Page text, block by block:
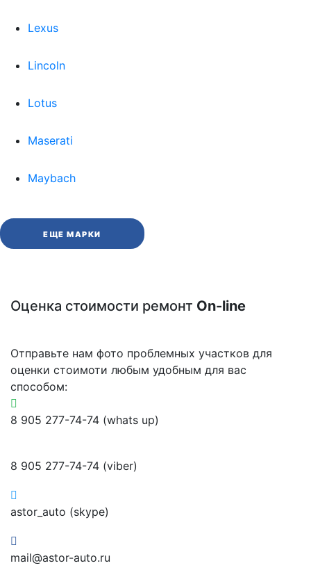
Lexus
Lincoln
Lotus
Maserati
Maybach
ЕЩЕ МАРКИ
Оценка стоимости ремонт On-line
Отправьте нам фото проблемных участков для
оценки стоимоти любым удобным для вас
способом:
8 905 277-74-74 (whats up)
8 905 277-74-74 (viber)
astor_auto (skype)
mail@astor-auto.ru